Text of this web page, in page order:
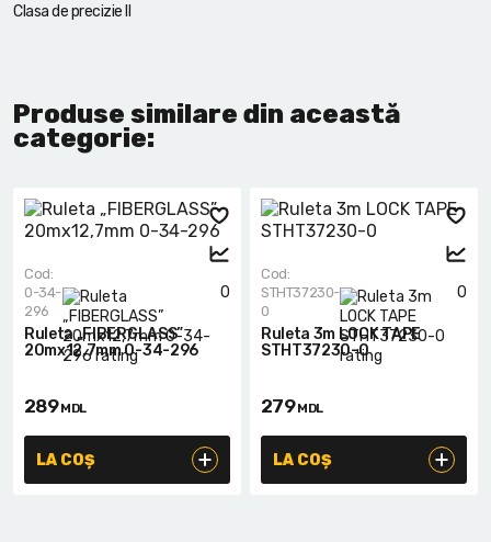
Clasa de precizie II
Produse similare din această
categorie:
0
Cod:
0-34-
296
Ruleta „FIBERGLASS”
20mx12,7mm 0-34-296
289MDL
LA COȘ
0
Cod:
STHT37230-
0
Ruleta 3m LOCK TAPE
STHT37230-0
279MDL
LA COȘ